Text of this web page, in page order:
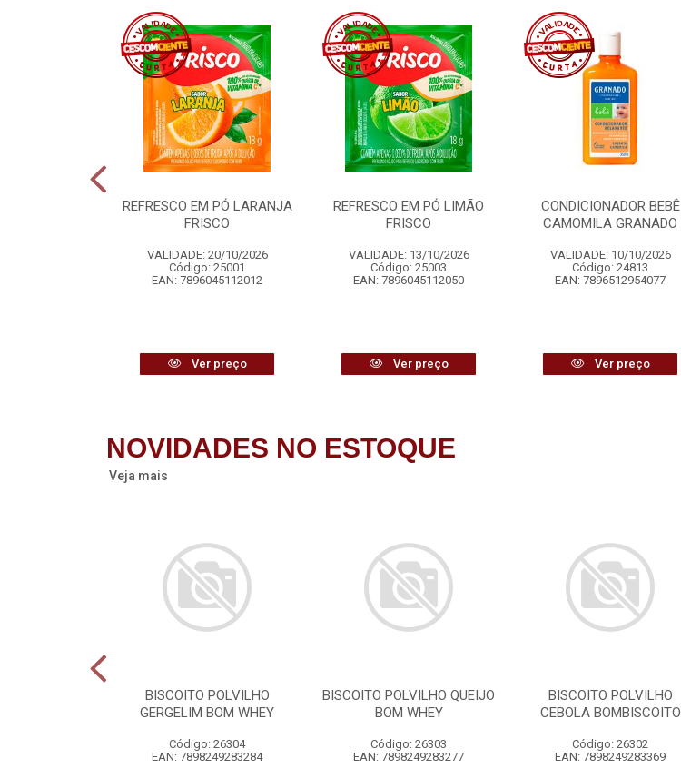
REFRESCO EM PÓ LARANJA
FRISCO
VALIDADE: 20/10/2026
Código: 25001
EAN: 7896045112012
Ver preço
REFRESCO EM PÓ LIMÃO
FRISCO
VALIDADE: 13/10/2026
Código: 25003
EAN: 7896045112050
Ver preço
CONDICIONADOR BEBÊ
CAMOMILA GRANADO
VALIDADE: 10/10/2026
Código: 24813
EAN: 7896512954077
Ver preço
NOVIDADES NO ESTOQUE
Veja mais
BISCOITO POLVILHO
GERGELIM BOM WHEY
Código: 26304
EAN: 7898249283284
BISCOITO POLVILHO QUEIJO
BOM WHEY
Código: 26303
EAN: 7898249283277
BISCOITO POLVILHO
CEBOLA BOMBISCOITO
Código: 26302
EAN: 7898249283369